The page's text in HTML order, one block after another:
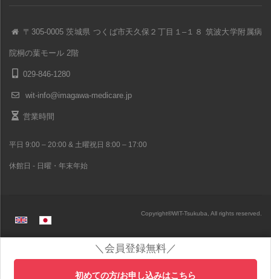
＼会員登録無料／
初めての方/お申し込みはこちら
〒305-0005 茨城県 つくば市天久保２丁目１–１８ 筑波大学附属病
院桐の葉モール 2階
029-846-1280
wit-info@imagawa-medicare.jp
営業時間
平日 9:00 – 20:00 & 土曜祝日 8:00 – 17:00
休館日 - 日曜・年末年始
Copyright©WIT-Tsukuba, All rights reserved.